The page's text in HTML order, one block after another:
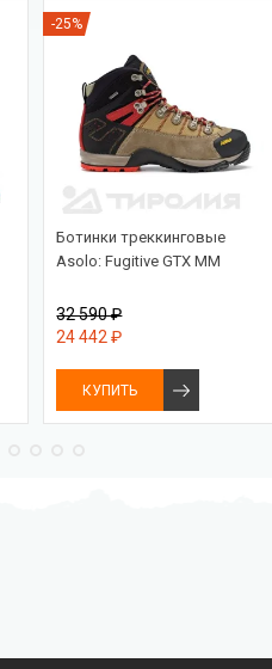
-25%
Ботинки треккинговые
Asolo: Fugitive GTX MM
32 590 ₽
24 442 ₽
КУПИТЬ